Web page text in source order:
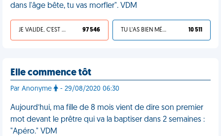
dans l'âge bête, tu vas morfler". VDM
JE VALIDE, C'EST UNE VDM 97 546 TU L'AS BIEN MÉRITÉ 10 511
Elle commence tôt
Par Anonyme - 29/08/2020 06:30
Aujourd’hui, ma fille de 8 mois vient de dire son premier
mot devant le prêtre qui va la baptiser dans 2 semaines :
"Apéro." VDM